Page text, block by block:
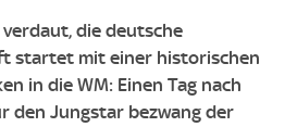
die deutsche
startet mit einer historischen
in die WM: Einen Tag nach
den Jungstar bezwang der